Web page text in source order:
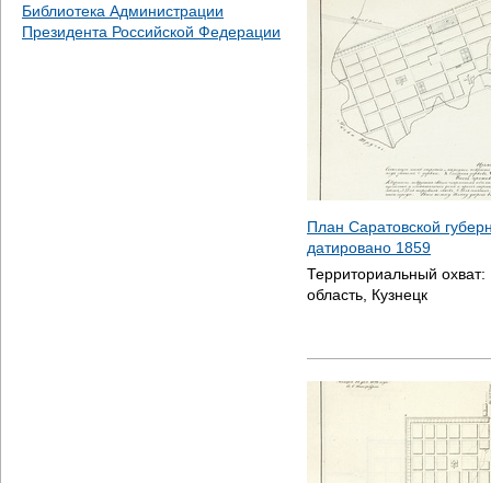
Библиотека Администрации
Президента Российской Федерации
План Саратовской
датировано 1859
Территориальный охват:
область, Кузнецк